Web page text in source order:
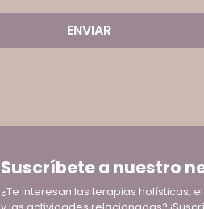
Suscríbete a nuestro
¿Te interesan las terapias holísticas,